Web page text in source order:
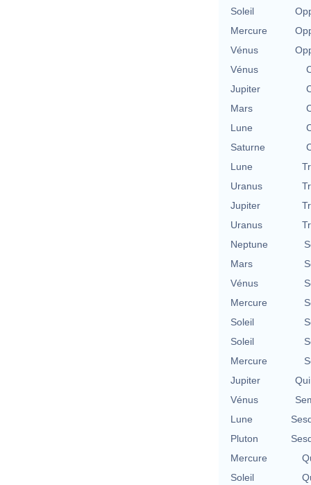
Soleil
Mercure
Vénus
Vénus
Jupiter
Mars
Lune
Saturne
Lune
Uranus
Jupiter
Uranus
Neptune
Mars
Vénus
Mercure
Soleil
Soleil
Mercure
Jupiter
Vénus
Lune
Pluton
Mercure
Soleil